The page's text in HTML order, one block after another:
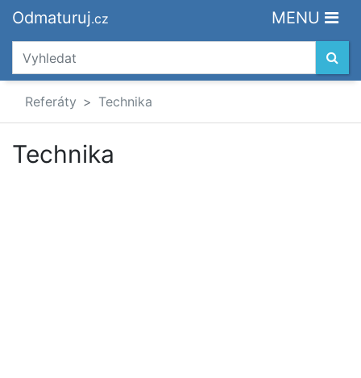
Odmaturuj.cz MENU
Referáty Technika
Technika